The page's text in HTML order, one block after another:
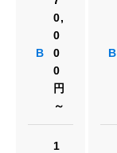
B
0,
0
0
0
円
～
1
B